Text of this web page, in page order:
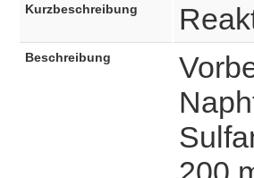
Kurzbeschreibung
Beschreibung